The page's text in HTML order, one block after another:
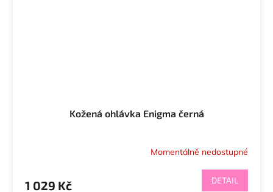
Kožená ohlávka Enigma černá
Momentálně nedostupné
1 029 Kč DETAIL